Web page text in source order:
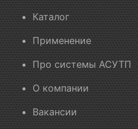
Каталог
Применение
Про системы АСУТП
О компании
Вакансии